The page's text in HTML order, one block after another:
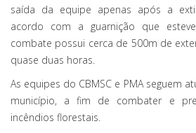
saída da equipe apenas após a
acordo com a guarnição que
combate possui cerca de 500m de
quase duas horas.
As equipes do CBMSC e PMA seguem
município, a fim de combater e
incêndios florestais.